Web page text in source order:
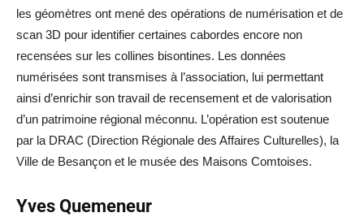
les géomètres ont mené des opérations de numérisation et de
scan 3D pour identifier certaines cabordes encore non
recensées sur les collines bisontines. Les données
numérisées sont transmises à l’association, lui permettant
ainsi d’enrichir son travail de recensement et de valorisation
d’un patrimoine régional méconnu. L’opération est soutenue
par la DRAC (Direction Régionale des Affaires Culturelles), la
Ville de Besançon et le musée des Maisons Comtoises.
Yves Quemeneur